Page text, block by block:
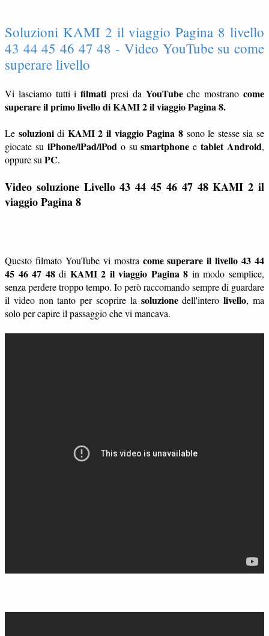
Soluzioni KAMI 2 il viaggio Pagina 8 livello
43 44 45 46 47 48 - Video YouTube su come
superare livello
Vi lasciamo tutti ifilmati presi da YouTubeche mostranocome
superare il primo livello di KAMI 2 il viaggio Pagina 8.
Le soluzionidi KAMI 2 il viaggio Pagina 8sono le stesse sia se
giocate su iPhone/iPad/iPod o susmartphone etablet Android,
oppure su PC.
Video soluzione Livello 43 44 45 46 47 48KAMI 2 il
viaggio Pagina 8
Questo filmato YouTube vi mostra come superare il livello 43 44
45 46 47 48di KAMI 2 il viaggio Pagina 8 in modo semplice,
senza perdere troppo tempo. Io però raccomando sempre di guardare
il video non tanto per scoprire la soluzionedell'interolivello, ma
solo per capire il passaggio che vi mancava.